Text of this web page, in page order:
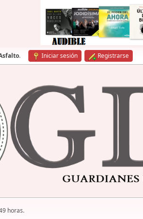
. Iniciar sesión Registrarse
horas.